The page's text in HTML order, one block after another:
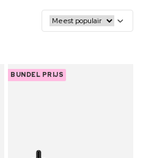
BUNDEL PRIJS